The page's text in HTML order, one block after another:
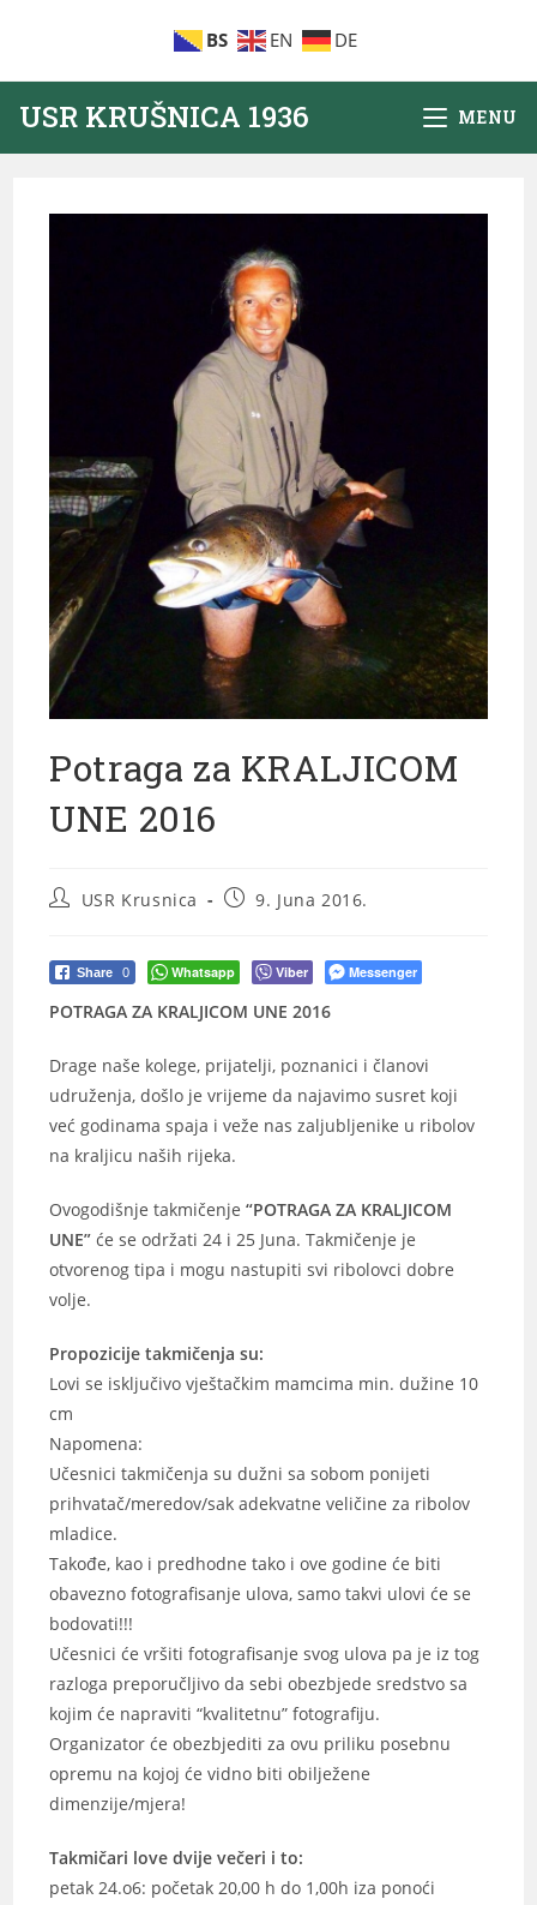
BS EN DE
USR KRUŠNICA 1936 MENU
Potraga za KRALJICOM
UNE 2016
USR Krusnica 9. Juna 2016.
Share 0 Whatsapp Viber Messenger
POTRAGA ZA KRALJICOM UNE 2016
Drage naše kolege, prijatelji, poznanici i članovi
udruženja, došlo je vrijeme da najavimo susret koji
već godinama spaja i veže nas zaljubljenike u ribolov
na kraljicu naših rijeka.
Ovogodišnje takmičenje“POTRAGA ZA KRALJICOM
UNE” će se održati 24 i 25 Juna. Takmičenje je
otvorenog tipa i mogu nastupiti svi ribolovci dobre
volje.
Propozicije takmičenja su:
Lovi se isključivo vještačkim mamcima min. dužine 10
cm
Napomena:
Učesnici takmičenja su dužni sa sobom ponijeti
prihvatač/meredov/sak adekvatne veličine za ribolov
mladice.
Takođe, kao i predhodne tako i ove godine će biti
obavezno fotografisanje ulova, samo takvi ulovi će se
bodovati!!!
Učesnici će vršiti fotografisanje svog ulova pa je iz tog
razloga preporučljivo da sebi obezbjede sredstvo sa
kojim će napraviti “kvalitetnu” fotografiju.
Organizator će obezbjediti za ovu priliku posebnu
opremu na kojoj će vidno biti obilježene
dimenzije/mjera!
Takmičari love dvije večeri i to:
petak 24.o6: početak 20,00 h do 1,00h iza ponoći